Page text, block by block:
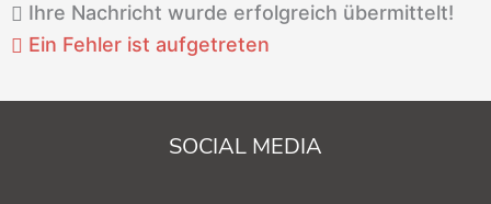
Ihre Nachricht wurde erfolgreich übermittelt!
Ein Fehler ist aufgetreten
SOCIAL MEDIA